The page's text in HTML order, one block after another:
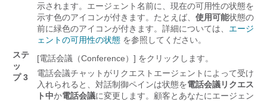
示されます。エージェント名前に、現在の可用性の状態を
示す色のアイコンが付きます。たとえば、 使用可能状態の
前に緑色のアイコンが付きます。詳細については、 エージ
ェントの可用性の状態 を参照してください。
ステ
ッ
プ 3
[電話会議（Conference）] をクリックします。
電話会議チャットがリクエストエージェントによって受け
入れられると、 対話制御ペインは状態を電話会議リクエス
ト中か電話会議に変更します。顧客とあなたにエージェン